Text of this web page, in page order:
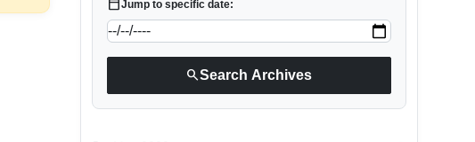
calendar_todayJump to specific date:
searchSearch Archives